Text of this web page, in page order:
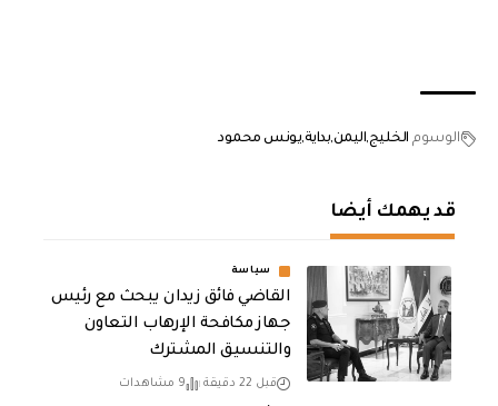
الوسوم الخليج اليمنبدايةيونس محمود
قد يهمك أيضا
سياسة
القاضي فائق زيدان يبحث مع رئيس
جهاز مكافحة الإرهاب التعاون
والتنسيق المشترك
قبل 22 دقيقة 9 مشاهدات